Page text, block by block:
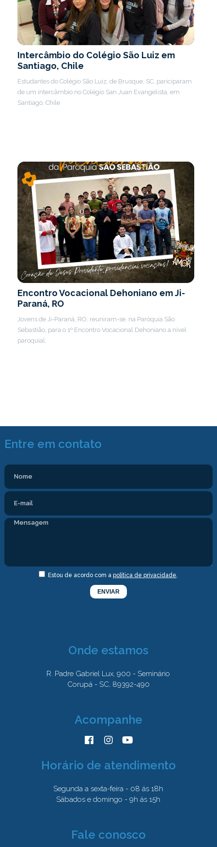
Intercâmbio do Colégio São Luiz em
Santiago, Chile
Estudantes do Colégio São Luiz, de Brusque, SC, pariciparam
de um intercâmbio no Colégio San Juan Evangelista, em
Santiago, Chile
Encontro Vocacional Dehoniano em Ji-
Paraná, RO
Jovens de Ji-Paraná, RO, reuniram-se, na Paróquia São
Sebastião, para o 1º Encontro Vocacional Dehoniano a nível
paroquial.
Entre em contato
Estou de acordo com apolítica de privacidade.
Onde estamos
R. Padre Gabriel Lux, 900 - Seminário
Corupá - SC, 89392-490
Acompanhe
Horário de atendimento
Segunda a sexta-feira - 08 ás 18h
Sábados e domingo - 9h ás 15h
Fale conosco